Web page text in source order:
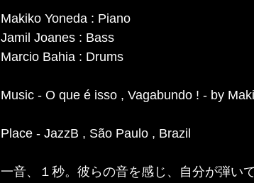
Makiko Yoneda : Piano
Jamil Joanes : Bass
Marcio Bahia : Drums
Music - O que é isso , Vagabundo ! - by
Place - JazzB , São Paulo , Brazil
一音、１秒。彼らの音を感じ、自分が弾い